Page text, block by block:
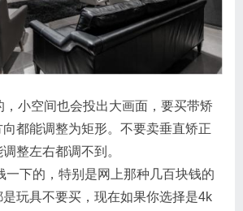
小空间也会投出大画面，要买带矫
都能调整为矩形。不要卖垂直矫正
整左右都调不到。
一下的，特别是网上那种几百块钱的
玩具不要买，现在如果你选择是4k